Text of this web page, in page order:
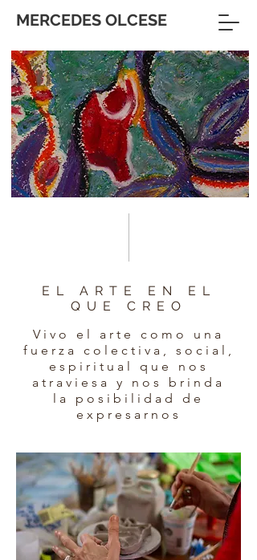
MERCEDES OLCESE
EL ARTE EN EL
QUE CREO
Vivo el arte como una
fuerza colectiva, social,
espiritual que nos
atraviesa y nos brinda
la posibilidad de
expresarnos